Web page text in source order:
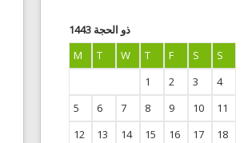
ذو الحجة 1443
M
T W T F S S
1 2 3
4
5
6 7 8 9 10
11
12
13 14 15 16 17
18